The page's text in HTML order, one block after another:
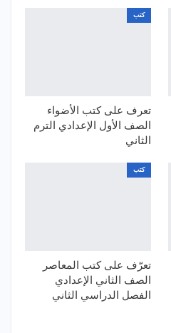
كتب
تعرف على كتب الأضواء
الصف الأول الإعدادي الترم
الثاني
كتب
تعرّف على كتب المعاصر
الصف الثاني الإعدادي
الفصل الدراسي الثاني